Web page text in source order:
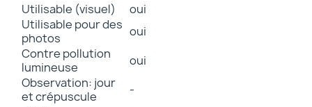
Utilisable (visuel)
oui
Utilisable pour des
photos
oui
Contre pollution
lumineuse
oui
Observation: jour
et crépuscule
-